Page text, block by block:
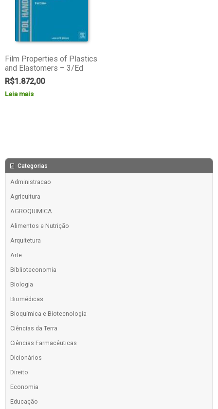
Film Properties of Plastics
and Elastomers – 3/Ed
R$1.872,00
Leia mais
Categorias
Administracao
Agricultura
AGROQUIMICA
Alimentos e Nutrição
Arquitetura
Arte
Biblioteconomia
Biologia
Biomédicas
Bioquímica e Biotecnologia
Ciências da Terra
Ciências Farmacêuticas
Dicionários
Direito
Economia
Educação